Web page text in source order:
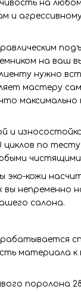
на
и
на ваш
нужно
мастеру
и
циклов по
кожи
вы непременно
салона.
материала к
поролона